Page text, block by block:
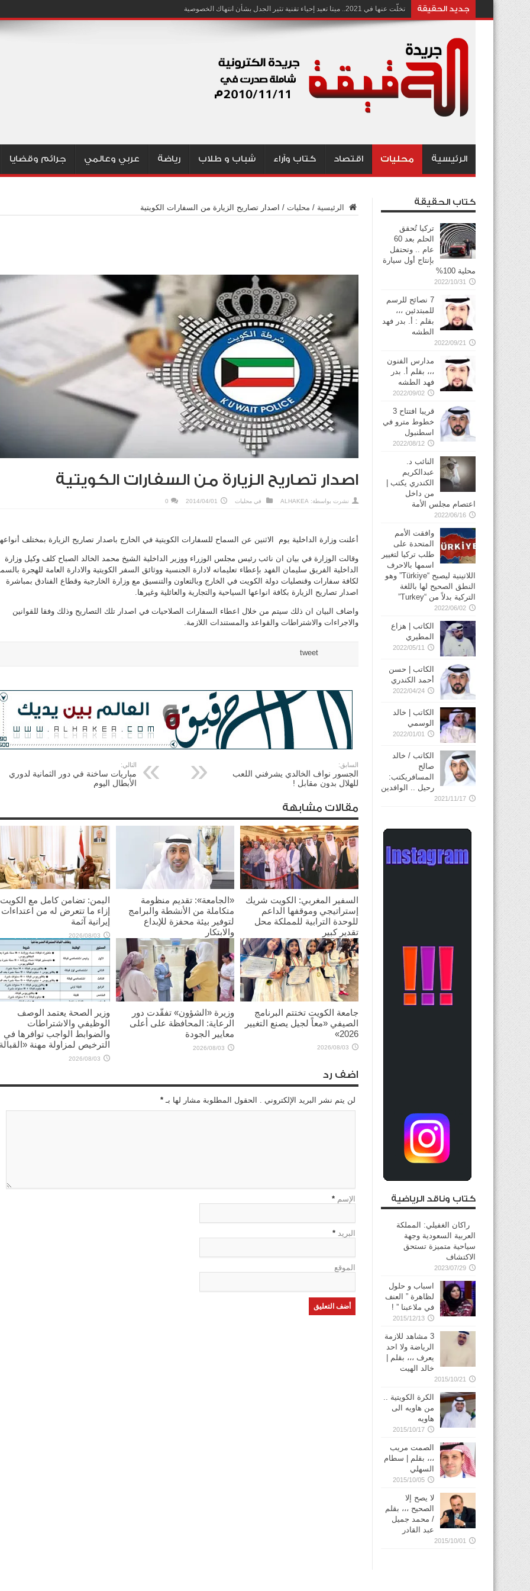
جديد الحقيقة تخلّت عنها في 2021.. ميتا تعيد إحياء تقنية تثير الجدل بشأن انتهاك الخصوصية
الرئيسية محليات اقتصاد كتاب وآراء شباب و طلاب رياضة عربي وعالمي جرائم وقضايا
الرئيسية / محليات / اصدار تصاريح الزيارة من السفارات الكويتية
اصدار تصاريح الزيارة من السفارات الكويتية
نشرت بواسطة: ALHAKEA في محليات 2014/04/01
0
أعلنت وزارة الداخلية يوم الاثنين عن السماح للسفارات الكويتية في الخارج باصدار تصاريح الزيارة بمختلف
وقالت الوزارة في بيان ان نائب رئيس مجلس الوزراء ووزير الداخلية الشيخ محمد الخالد الصباح كلف وكيل وزارة
الداخلية الفريق سليمان الفهد بإعطاء تعليماته لادارة الجنسية ووثائق السفر الكويتية والادارة العامة للهجرة
لكافة سفارات وقنصليات دولة الكويت في الخارج وبالتعاون والتنسيق مع وزارة الخارجية وقطاع الفنادق بمباشرة
اصدار تصاريح الزيارة بكافة انواعها السياحية والتجارية والعائلية وغيرها.
واضاف البيان ان ذلك سيتم من خلال اعطاء السفارات الصلاحيات في اصدار تلك التصاريح وذلك وفقا للقوانين
والاجراءات والاشتراطات والقواعد والمستندات اللازمة.
tweet
السابق:
الجسور نواف الخالدي يشرفني اللعب
للهلال بدون مقابل !
التالي:
مباريات ساخنة في دور الثمانية لدوري
الأبطال اليوم
مقالات مشابهة
السفير المغربي: الكويت شريك
إستراتيجي وموقفها الداعم
للوحدة الترابية للمملكة محل
تقدير كبير
2026/08/03
«الجامعة»: تقديم منظومة
متكاملة من الأنشطة والبرامج
لتوفير بيئة محفزة للإبداع
والابتكار
2026/08/03
اليمن: تضامن كامل مع الكويت
إزاء ما تتعرض له من اعتداءات
إيرانية آثمة
2026/08/03
جامعة الكويت تختتم البرنامج
الصيفي «معاً لجيل يصنع التغيير
2026»
2026/08/03
وزيرة «الشؤون» تفقّدت دور
الرعاية: المحافظة على أعلى
معايير الجودة
2026/08/03
وزير الصحة يعتمد الوصف
الوظيفي والاشتراطات
والضوابط الواجب توافرها في
الترخيص لمزاولة مهنة
2026/08/03
اضف رد
لن يتم نشر البريد الإلكتروني . الحقول المطلوبة مشار لها بـ *
الإسم *
البريد *
الموقع
كتاب الحقيقة
تركيا تُحقق
الحلم بعد 60
عام .. وتحتفل
بإنتاج أول سيارة
محلية 100%
2022/10/31
7 نصائح للرسم
للمبتدئين ،،،
بقلم : أ. بدر فهد
الطشه
2022/09/21
مدارس الفنون
،،، بقلم أ. بدر
فهد الطشه
2022/09/02
قريبا افتتاح 3
خطوط مترو في
2022/08/12
النائب د.
عبدالكريم
الكندري يكتب |
من داخل
اعتصام مجلس الأمة
2022/06/16
وافقت الأمم
المتحدة على
طلب تركيا لتغيير
اسمها بالاحرف
اللاتينية ليصبح “Türkiye” وهو
النطق الصحيح لها باللغة
التركية بدلاً من “Turkey”
2022/06/02
الكاتب | هزاع
المطيري
2022/05/11
الكاتب | حسن
أحمد الكندري
2022/04/24
الكاتب | خالد
الوسمي
2022/01/01
الكاتب / خالد
صالح
المسافريكتب:
رحيل .. الوافدين
2021/11/17
كتاب وناقد الرياضية
راكان الغفيلي: المملكة
العربية السعودية وجهة
سياحية متميزة تستحق
الاكتشاف
2023/07/29
اسباب و حلول
لظاهرة ” العنف
في ملاعبنا ” !
2015/12/13
3 مشاهد للازمة
الرياضة ولا احد
يعرف ،،، بقلم |
خالد الهيت
2015/10/21
الكرة الكويتية ..
من هاويه الى
هاويه
2015/10/17
الصمت مريب
،،، بقلم | سطام
السهلي
2015/10/05
لا يصح إلا
الصحيح ،،، بقلم
/ محمد جميل
عبد القادر
2015/10/01